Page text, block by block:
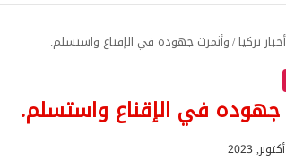
أخبار تركيا/وأثمرت جهوده في الإقناع واستسلم.
جهوده في الإقناع واستسلم.